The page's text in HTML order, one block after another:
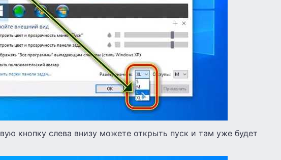
кнопку слева внизу можете открыть пуск и там уже будет